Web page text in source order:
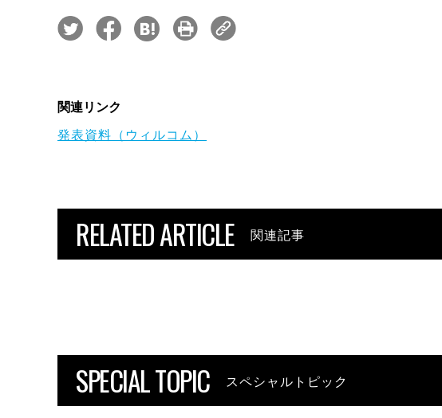
関連リンク
発表資料（ウィルコム）
RELATED ARTICLE 関連記事
SPECIAL TOPIC スペシャルトピック